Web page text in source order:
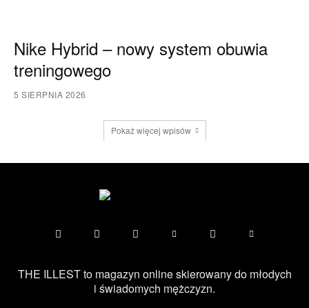
Nike Hybrid – nowy system obuwia
treningowego
5 SIERPNIA 2026
Pokaż więcej wpisów
THE ILLEST to magazyn online skierowany do młodych
i świadomych mężczyzn.